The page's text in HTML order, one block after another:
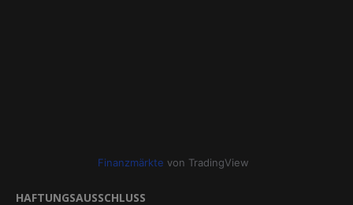
Finanzmärkte von TradingView
HAFTUNGSAUSSCHLUSS